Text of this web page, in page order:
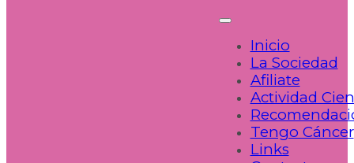
Inicio
La Sociedad
Afiliate
Actividad
Tengo Cáncer
Links